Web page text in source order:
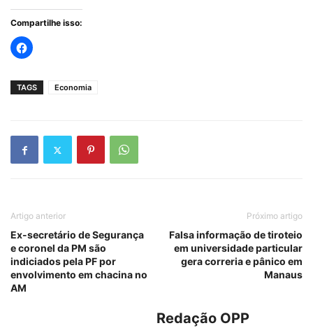
Compartilhe isso:
TAGS Economia
Artigo anterior
Ex-secretário de Segurança
e coronel da PM são
indiciados pela PF por
envolvimento em chacina no
AM
Próximo artigo
Falsa informação de tiroteio
em universidade particular
gera correria e pânico em
Manaus
Redação OPP